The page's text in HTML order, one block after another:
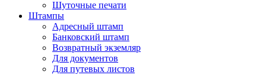
Шуточные печати
Штампы
Адресный штамп
Банковский штамп
Возвратный экземляр
Для документов
Для путевых листов